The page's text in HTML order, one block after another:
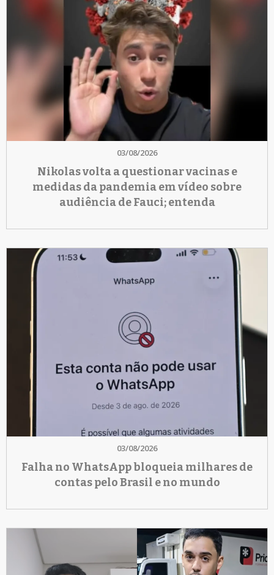
03/08/2026
Nikolas volta a questionar vacinas e
medidas da pandemia em vídeo sobre
audiência de Fauci; entenda
03/08/2026
Falha no WhatsApp bloqueia milhares de
contas pelo Brasil e no mundo